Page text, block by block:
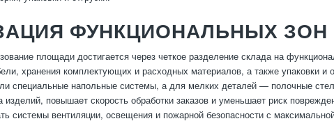
ФУНКЦИОНАЛЬНЫХ ЗОН
площади достигается через четкое разделение склада на
хранения комплектующих и расходных материалов, а также упаковки
специальные напольные системы, а для мелких деталей — полочные
изделий, повышает скорость обработки заказов и уменьшает риск
системы вентиляции, освещения и пожарной безопасности с